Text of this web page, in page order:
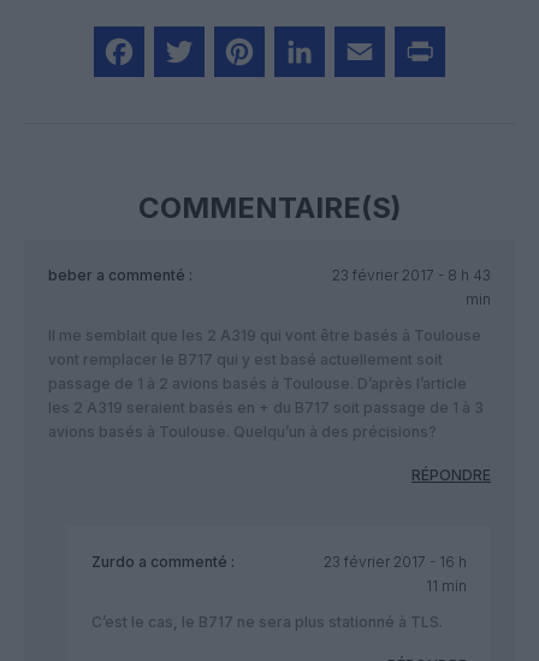
COMMENTAIRE(S)
beber a commenté :
23 février 2017 - 8 h 43
min
Il me semblait que les 2 A319 qui vont être basés à Toulouse
vont remplacer le B717 qui y est basé actuellement soit
passage de 1 à 2 avions basés à Toulouse. D’après l’article
les 2 A319 seraient basés en + du B717 soit passage de 1 à 3
avions basés à Toulouse. Quelqu’un à des précisions?
RÉPONDRE
Zurdo a commenté :
23 février 2017 - 16 h
11 min
C’est le cas, le B717 ne sera plus stationné à TLS.